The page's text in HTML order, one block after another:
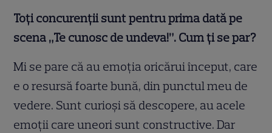
Toți concurenții sunt pentru prima dată pe
scena „Te cunosc de undeva!”. Cum ți se par?
Mi se pare că au emoția oricărui început, care
e o resursă foarte bună, din punctul meu de
vedere. Sunt curioși să descopere, au acele
emoții care uneori sunt constructive. Dar